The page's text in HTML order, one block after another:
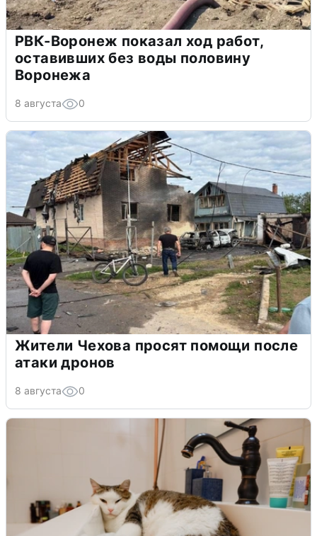
РВК-Воронеж показал ход работ,
оставивших без воды половину
Воронежа
8 августа 0
Жители Чехова просят помощи после
атаки дронов
8 августа 0